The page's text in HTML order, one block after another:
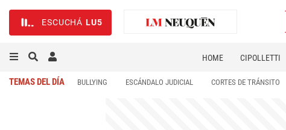
ESCUCHÁ LU5
HOME CIPOLLETTI
TEMAS DEL DÍA BULLYING ESCÁNDALO JUDICIAL CORTES DE TRÁNSITO